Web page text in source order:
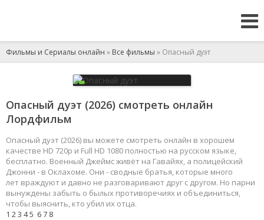
Фильмы и Сериалы онлайн » Все фильмы » Опасный дуэт
Опасный дуэт (2026) смотреть онлайн
Лордфильм
Опасный дуэт (2026) вы можете смотреть онлайн в хорошем
качестве HD 720p и Full HD 1080 полностью на русском языке,
бесплатно. Военный Джеймс живёт на Гавайях, а полицейский
Джонни - в Оклахоме. Они - сводные братья, которые много
лет враждуют и давно не разговаривают друг с другом. Но парни
вынуждены забыть о былых противоречиях и объединиться,
чтобы выяснить, кто убил их отца.
1 23 45 67 8